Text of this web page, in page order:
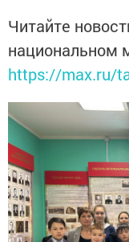
Читайте
национальном
https://max.ru/